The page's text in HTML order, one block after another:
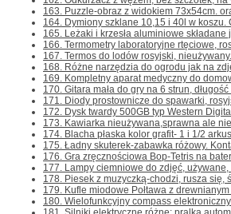
163. Puzzle-obraz z widokiem 73x54cm.
164. Dymiony szklane 10,15 i 40l w koszu.
165. Leżaki i krzesła aluminiowe
166. Termometry laboratoryjne rtęciowe,
167. Termos do lodów rosyjski,
168. Różne narzędzia do ogrodu jak na
169. Kompletny aparat medyczny do
170. Gitara mała do gry na 6 strun,
171. Diody prostownicze do spawarki,
172. Dysk twardy 500GB typ Western
173. Kawiarka nieużywana,sprawna ale
174. Blacha płaska kolor grafit- 1 i 1/2
175. Ładny skuterek-zabawka różowy.
176. Gra zręcznościowa Bop-Tetris na
177. Lampy ciemniowe do zdjęć,
178. Piesek z muzyczką-chodzi, rusza się,
179. Kufle miodowe Połtawa z
180. Wielofunkcyjny compass